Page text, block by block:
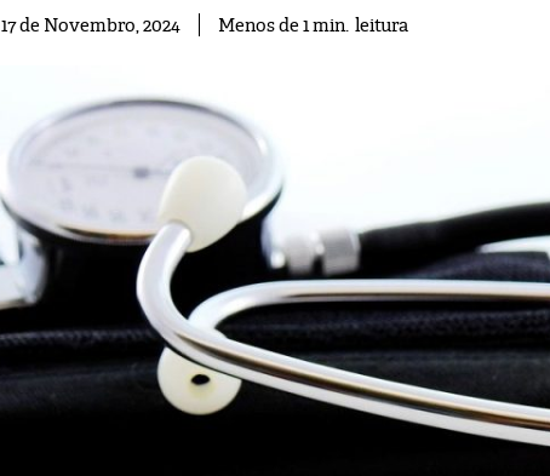
17 de Novembro, 2024 Menos de 1min. leitura